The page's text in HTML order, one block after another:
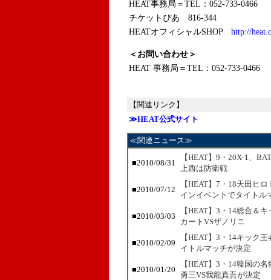
HEAT事務局＝TEL：052-733-0466
チケットぴあ 816-344
HEATオフィシャルSHOP http://
＜お問い合わせ＞
HEAT 事務局＝TEL：052-733-0466
【関連リンク】
≫HEAT公式サイト
≪関連ニュース≫
■2010/08/31
【HEAT】9・20X-1、
上西は防衛戦
■2010/07/12
【HEAT】7・18天田ヒ
インイベントでタイトル
■2010/03/03
【HEAT】3・14総合＆
カートVSザノリニ
■2010/02/09
【HEAT】3・14キック
イトルマッチが決定
■2010/01/20
【HEAT】3・14韓国の
勇三VS我龍真吾が決定